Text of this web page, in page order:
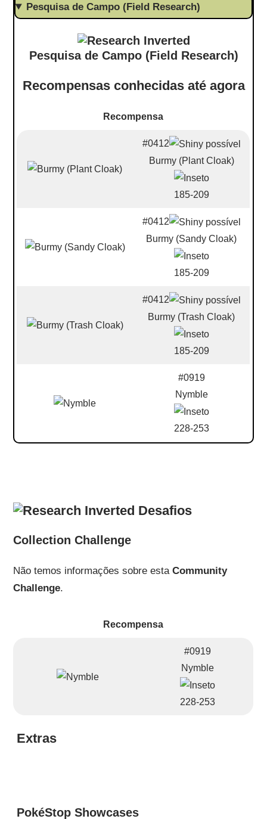
Pesquisa de Campo (Field Research)
Pesquisa de Campo (Field Research)
Recompensas conhecidas até agora
Recompensa
#0412
Burmy (Plant Cloak)
185-209
#0412
Burmy (Sandy Cloak)
185-209
#0412
Burmy (Trash Cloak)
185-209
#0919
Nymble
228-253
Desafios
Collection Challenge
Não temos informações sobre esta Community
Challenge.
Recompensa
#0919
Nymble
228-253
Extras
PokéStop Showcases